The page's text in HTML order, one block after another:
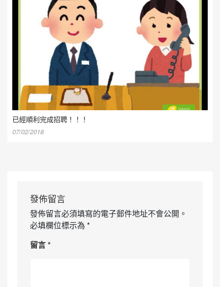
已經順利完成招聘！！！
07/02/2018
發佈留言
發佈留言必須填寫的電子郵件地址不會公開。
必填欄位標示為 *
留言*